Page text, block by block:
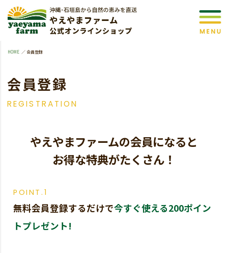
HOME 会員登録
会員登録
やえやまファームの会員になると
お得な特典がたくさん！
POINT.1
無料会員登録するだけで今すぐ使える200ポイン
トプレゼント!